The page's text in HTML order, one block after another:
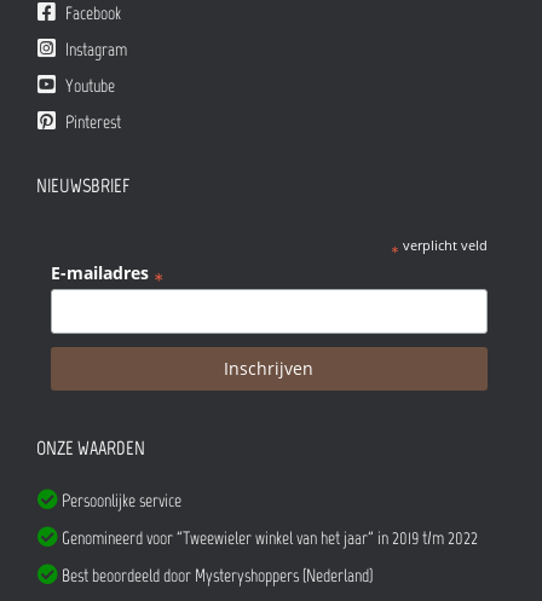
Facebook
Instagram
Youtube
Pinterest
NIEUWSBRIEF
* verplicht veld
E-mailadres *
ONZE WAARDEN
Persoonlijke service
Genomineerd voor "Tweewieler winkel van het jaar" in 2019 t/m 2022
Best beoordeeld door Mysteryshoppers (Nederland)